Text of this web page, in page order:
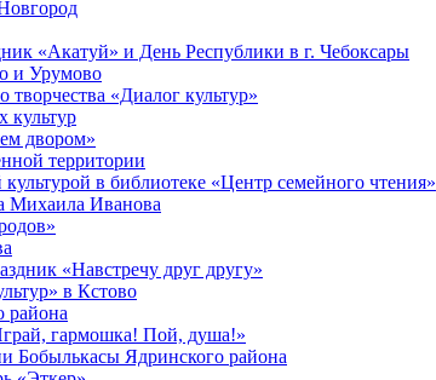
«Акатуй» и День Республики в г. Чебоксары
и Урумово
«Диалог культур»
культур
двором»
территории
в библиотеке «Центр семейного чтения»
Михаила Иванова
«Навстречу друг другу»
в Кстово
района
гармошка! Пой, душа!»
Бобылькасы Ядринского района